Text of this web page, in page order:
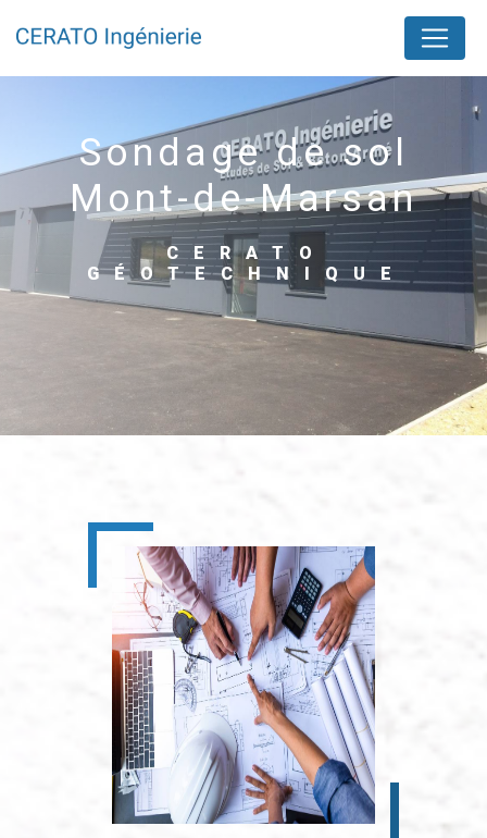
sondage de sol
Mont-de-Marsan
CERATO
GÉOTECHNIQUE